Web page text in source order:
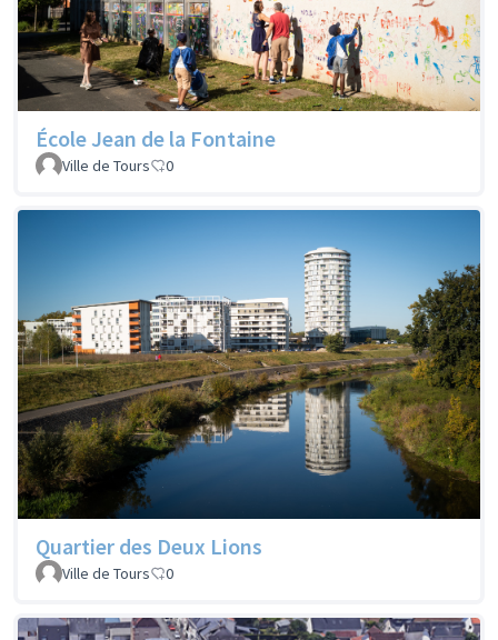
École Jean de la Fontaine
Ville de Tours 0
Quartier des Deux Lions
Ville de Tours 0